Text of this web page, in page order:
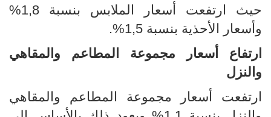
حيث ارتفعت أسعار الملابس بنسبة 1,8%
وأسعار الأحذية بنسبة 1,5%.
ارتفاع أسعار مجموعة المطاعم والمقاهي
والنزل
ارتفعت أسعار مجموعة المطاعم والمقاهي